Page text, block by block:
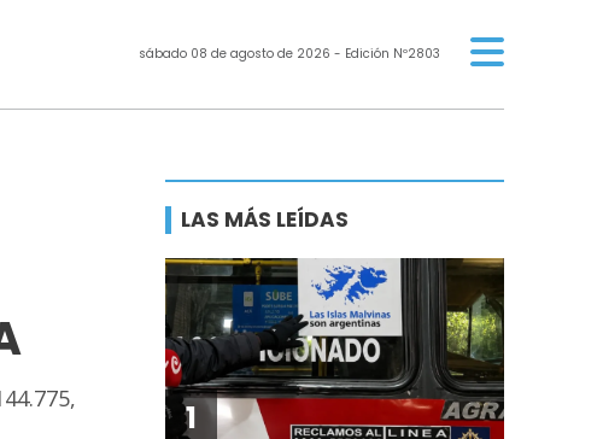
sábado 08 de agosto de 2026 - Edición Nº2803
LAS MÁS LEÍDAS
1